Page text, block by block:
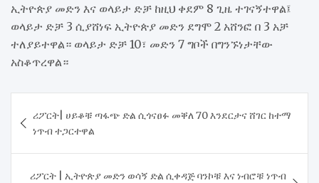
ኢትዮጵያ መድን እና ወላይታ ድቻ ከዚህ ቀደም 8 ጊዜ ተገናኝተዋል፤
ወላይታ ድቻ 3 ሲያሸነፍ ኢትዮጵያ መድን ደግሞ 2 አሸንፎ በ 3 አቻ
ተለያይተዋል። ወላይታ ድቻ 10፣ መድን 7 ግቦች በግንኙነታቸው
አስቆጥረዋል።
navigation
ሪፖርት| ሀይቆቹ ጣፋጭ ድል ሲጎናፀፉ መቐለ 70 እንደርታና ሸገር ከተማ
ነጥብ ተጋርተዋል
ሪፖርት | ኢትዮጵያ መድን ወሳኝ ድል ሲቀዳጅ ባንኮቹ እና ነብሮቹ ነጥብ